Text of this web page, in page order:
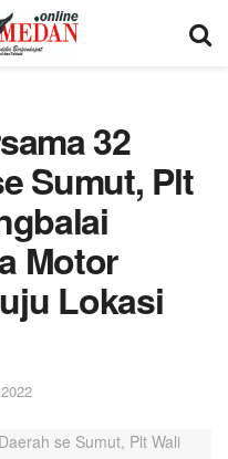
32
Sumut, Plt
Motor
Lokasi